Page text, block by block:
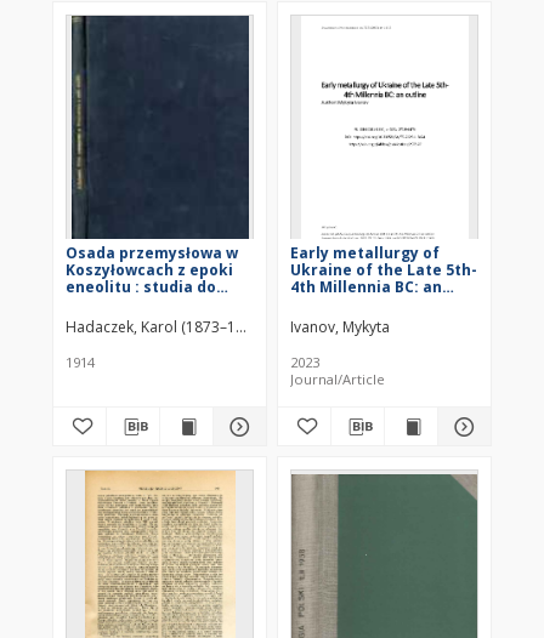
Osada przemysłowa w
Koszyłowcach z epoki
eneolitu : studia do
połud.-wschod. Europie
Hadaczek, Karol (1873–1914)
1914
Early metallurgy of
Ukraine of the Late 5th-
4th Millennia BC: an
Ivanov, Mykyta
2023
Journal/Article